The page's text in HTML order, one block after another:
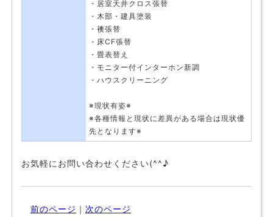
・居室天井クロス張替
・木部・建具塗装
・襖張替
・床CF張替
・畳表替え
・モニター付インターホン新調
・ハウスクリーニング
※現状有姿※
※各種情報と現状に差異がある場合は現状優
先となります※
お気軽にお問い合わせください(^^♪
前のページ ｜ 次のページ